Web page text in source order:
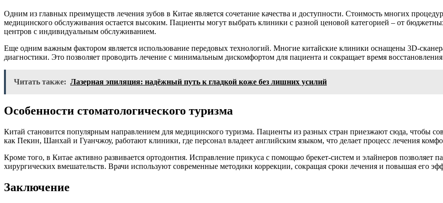
Одним из главных преимуществ лечения зубов в Китае является сочетание качества и доступности. Стоимость многих
медицинского обслуживания остается высоким. Пациенты могут выбрать клиники с разной ценовой категорией – от
центров с индивидуальным обслуживанием.
Еще одним важным фактором является использование передовых технологий. Многие китайские клиники оснащены 3D-
диагностики. Это позволяет проводить лечение с минимальным дискомфортом для пациента и сокращает время
Читать также: Лазерная эпиляция: надёжный путь к гладкой коже без лишних усилий
Особенности стоматологического туризма
Китай становится популярным направлением для медицинского туризма. Пациенты из разных стран приезжают сюда, чтобы
как Пекин, Шанхай и Гуанчжоу, работают клиники, где персонал владеет английским языком, что делает процесс лечения
Кроме того, в Китае активно развивается ортодонтия. Исправление прикуса с помощью брекет-систем и элайнеров позволяет
хирургических вмешательств. Врачи используют современные методики коррекции, сокращая сроки лечения и повышая его
Заключение